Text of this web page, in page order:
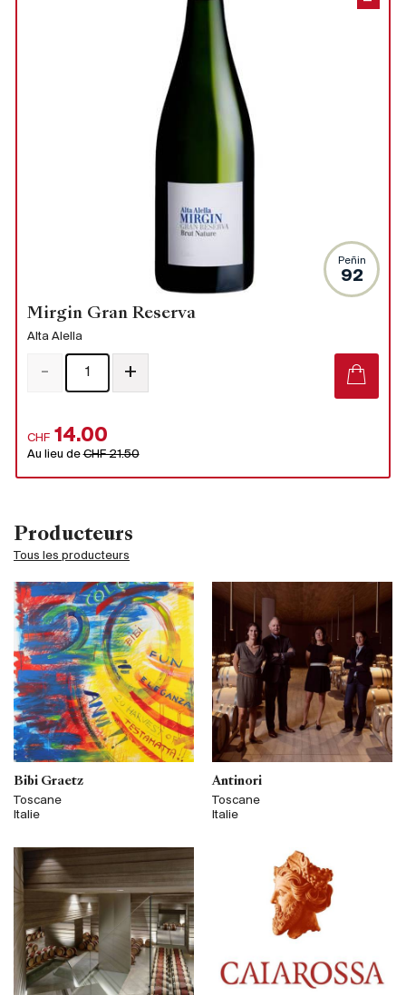
Producteurs
Tous les producteurs
Bibi Graetz
Toscane
Italie
Antinori
Toscane
Italie
Peñin
92
Mirgin Gran Reserva
Alta Alella
CHF 14.00
Au lieu deCHF 21.50
- +